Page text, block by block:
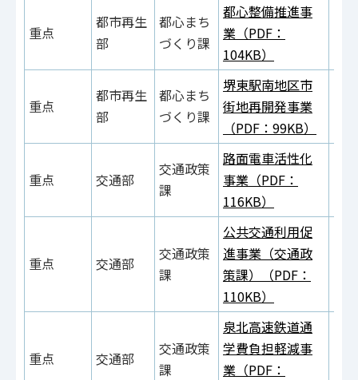
重点
都市再生
部
都心まち
づくり課
都心整備推進事
業（PDF：
104KB）
重点
都市再生
部
都心まち
づくり課
堺東駅南地区市
街地再開発事業
（PDF：99KB）
重点 交通部
交通政策
課
路面電車活性化
事業（PDF：
116KB）
重点 交通部
交通政策
課
公共交通利用促
進事業（交通政
策課）（PDF：
110KB）
重点 交通部
交通政策
課
泉北高速鉄道通
学費負担軽減事
業（PDF：